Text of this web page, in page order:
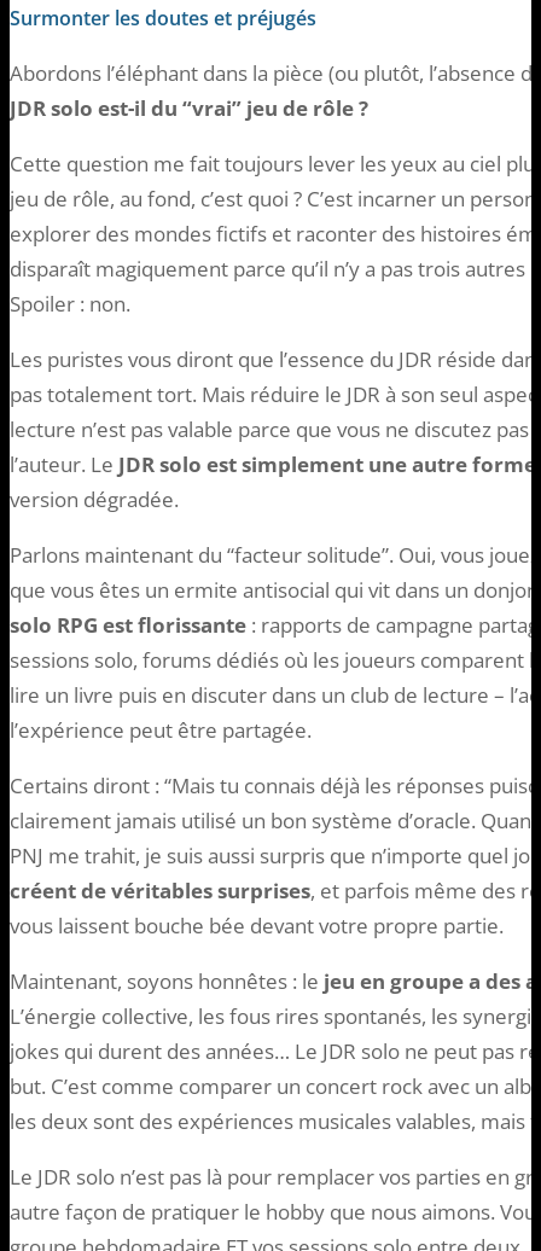
Surmonter les doutes et préjugés
Abordons l’éléphant dans la pièce (ou plutôt, l’absence
JDR solo est-il du “vrai” jeu de rôle ?
Cette question me fait toujours lever les yeux au ciel
jeu de rôle, au fond, c’est quoi ? C’est incarner un
explorer des mondes fictifs et raconter des histoires
disparaît magiquement parce qu’il n’y a pas trois autres
Spoiler : non.
Les puristes vous diront que l’essence du JDR réside
pas totalement tort. Mais réduire le JDR à son seul
lecture n’est pas valable parce que vous ne discutez
l’auteur. Le JDR solo est simplement une autre forme
version dégradée.
Parlons maintenant du “facteur solitude”. Oui, vous
que vous êtes un ermite antisocial qui vit dans un
solo RPG est florissante : rapports de campagne
sessions solo, forums dédiés où les joueurs comparent
lire un livre puis en discuter dans un club de lecture –
l’expérience peut être partagée.
Certains diront : “Mais tu connais déjà les réponses
clairement jamais utilisé un bon système d’oracle.
PNJ me trahit, je suis aussi surpris que n’importe quel
créent de véritables surprises, et parfois même des
vous laissent bouche bée devant votre propre partie.
Maintenant, soyons honnêtes : le jeu en groupe a des
L’énergie collective, les fous rires spontanés, les
jokes qui durent des années… Le JDR solo ne peut pas
but. C’est comme comparer un concert rock avec un
les deux sont des expériences musicales valables,
Le JDR solo n’est pas là pour remplacer vos parties en
autre façon de pratiquer le hobby que nous aimons.